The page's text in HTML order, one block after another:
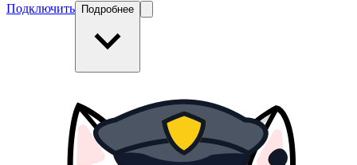
Подключить Подробнее